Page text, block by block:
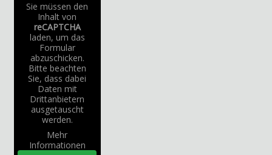
Sie müssen den
Inhalt von
reCAPTCHA
laden, um das
Formular
abzuschicken.
Bitte beachten
Sie, dass dabei
Daten mit
Drittanbietern
ausgetauscht
werden.
Mehr
Informationen